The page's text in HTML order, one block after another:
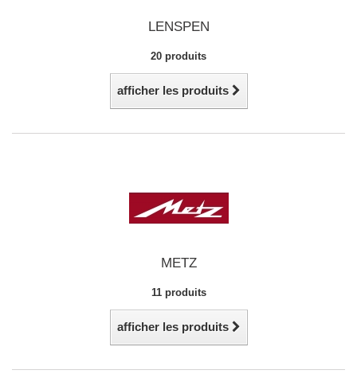
LENSPEN
20 produits
afficher les produits
METZ
11 produits
afficher les produits